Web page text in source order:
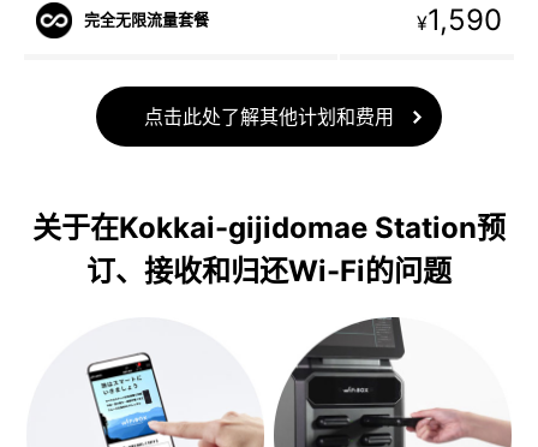
完全无限流量套餐 ¥1,590
点击此处了解其他计划和费用
关于在Kokkai-gijidomae Station预
订、接收和归还Wi-Fi的问题